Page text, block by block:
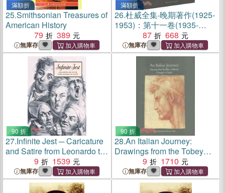
滿額折
25.Smithsonian Treasures of
American History
79
389
無庫存
滿額折
26.杜威全集‧晚期著作(1925-
1953)：第十一卷(1935-
1937)（簡體書）
87 668
無庫存
90 折
27.Infinite Jest ─ Caricature
and Satire from Leonardo to
9 1539
無庫存
90 折
28.An Italian Journey:
Drawings from the Tobey
Collection : Correggio to
Tiepolo
9 1710
無庫存